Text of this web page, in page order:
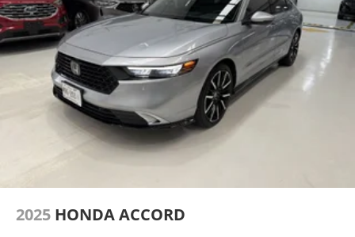
2025 HONDA ACCORD